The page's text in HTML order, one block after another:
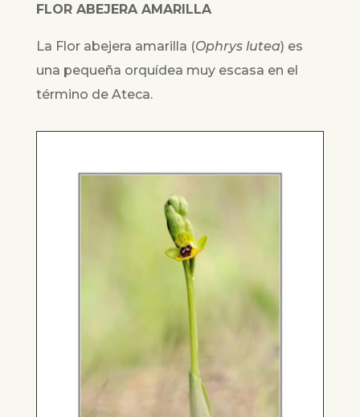
FLOR ABEJERA AMARILLA
La Flor abejera amarilla (Ophrys lutea) es
una pequeña orquídea muy escasa en el
término de Ateca.